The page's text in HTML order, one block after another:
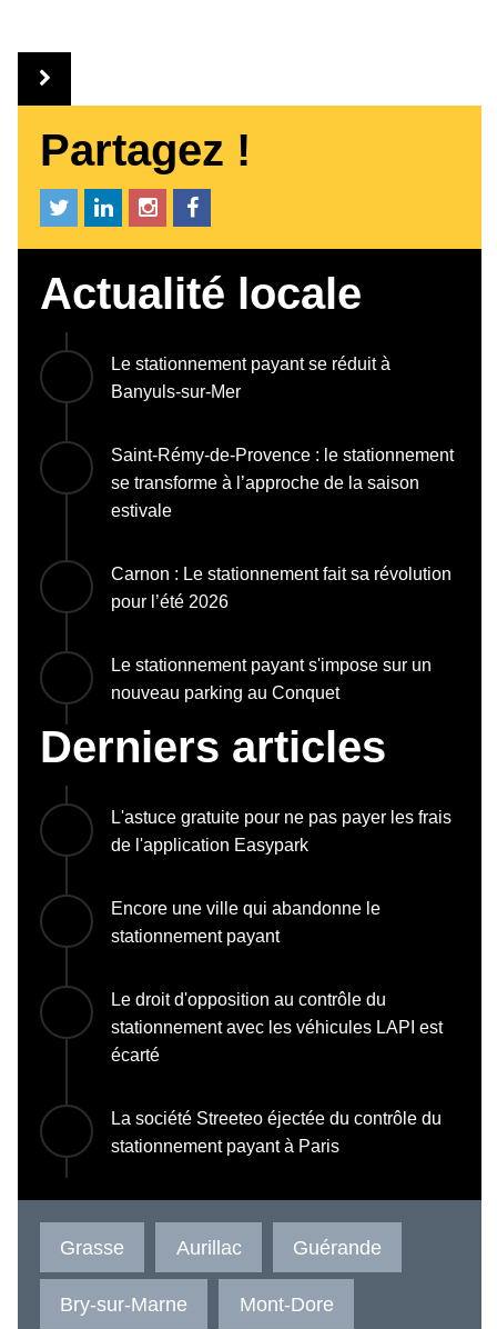
Partagez !
Actualité locale
Le stationnement payant se réduit à
Banyuls-sur-Mer
Saint-Rémy-de-Provence : le stationnement
se transforme à l’approche de la saison
estivale
Carnon : Le stationnement fait sa révolution
pour l’été 2026
Le stationnement payant s'impose sur un
nouveau parking au Conquet
Derniers articles
L'astuce gratuite pour ne pas payer les frais
de l'application Easypark
Encore une ville qui abandonne le
stationnement payant
Le droit d'opposition au contrôle du
stationnement avec les véhicules LAPI est
écarté
La société Streeteo éjectée du contrôle du
stationnement payant à Paris
Grasse Aurillac Guérande
Bry-sur-Marne Mont-Dore